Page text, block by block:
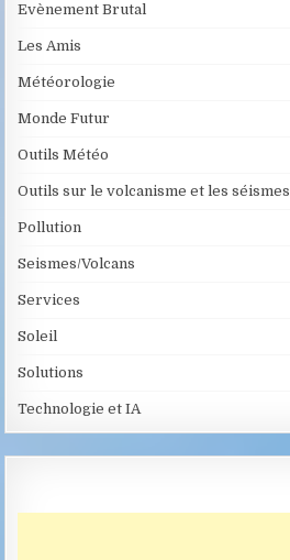
Evènement Brutal
Les Amis
Météorologie
Monde Futur
Outils Météo
Outils sur le volcanisme et les séismes
Pollution
Seismes/Volcans
Services
Soleil
Solutions
Technologie et IA